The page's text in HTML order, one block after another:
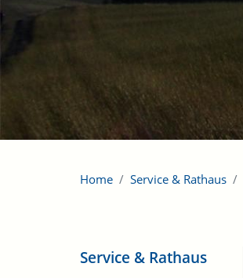
Home Service & Rathaus
Service & Rathaus